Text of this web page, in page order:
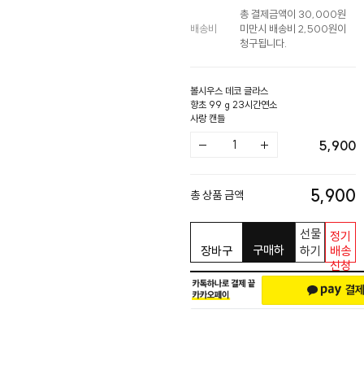
배송비
총 결제금액이 30,000원
미만시 배송비 2,500원이
청구됩니다.
볼시우스 데코 글라스
향초 99 g 23시간연소
사랑 캔들
5,900
총 상품 금액 5,900
장바구
니
구매하
선물
하기
정기
배송
신청